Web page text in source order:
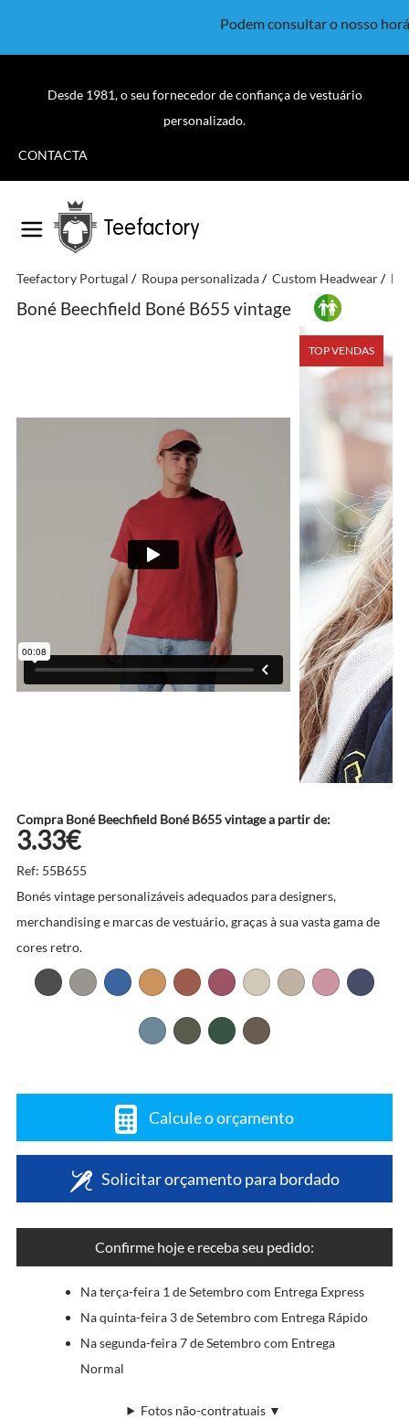
Podem consultar o nosso
Desde 1981, o seu fornecedor de confiança de vestuário
personalizado.
CONTACTA
Teefactory
Teefactory Portugal Roupa personalizada Custom Headwear
Boné Beechfield Boné B655 vintage
TOP VENDAS
Compra Boné Beechfield Boné B655 vintage a partir de:
3.33€
Ref: 55B655
Bonés vintage personalizáveis adequados para designers,
merchandising e marcas de vestuário, graças à sua vasta gama de
cores retro.
Calcule o orçamento
Solicitar orçamento para bordado
Confirme hoje e receba seu pedido:
Na terça-feira 1 de Setembro com Entrega Express
Na quinta-feira 3 de Setembro com Entrega Rápido
Na segunda-feira 7 de Setembro com Entrega
Normal
Fotos não-contratuais ▼